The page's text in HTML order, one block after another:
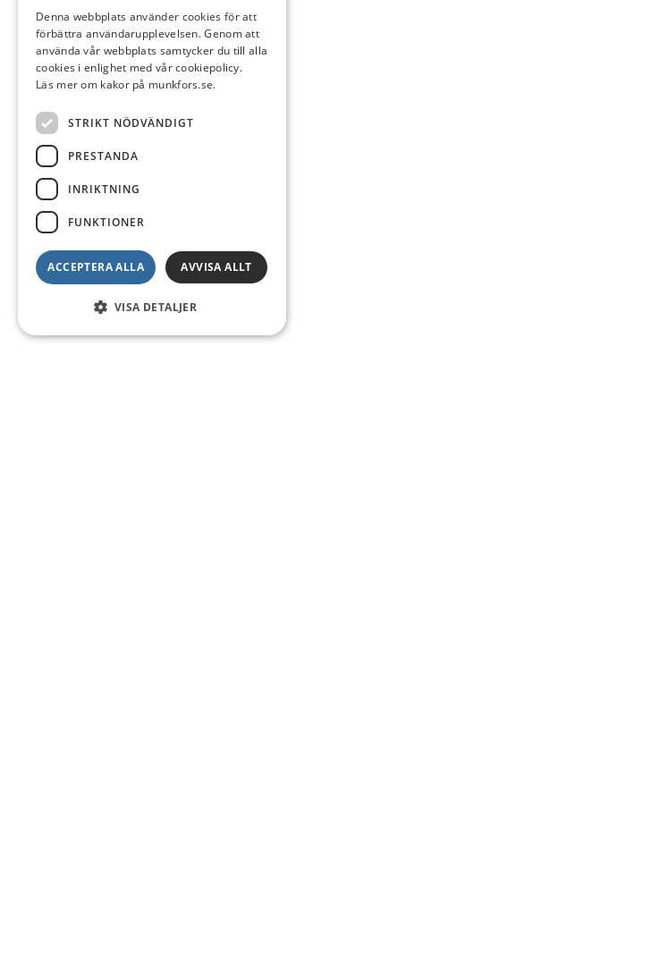
Denna webbplats använder cookies för att
förbättra användarupplevelsen. Genom att
använda vår webbplats samtycker du till alla
cookies i enlighet med vår cookiepolicy.
Läs mer om kakor på munkfors.se.
STRIKT NÖDVÄNDIGT
PRESTANDA
INRIKTNING
FUNKTIONER
ACCEPTERA ALLA AVVISA ALLT
VISA DETALJER